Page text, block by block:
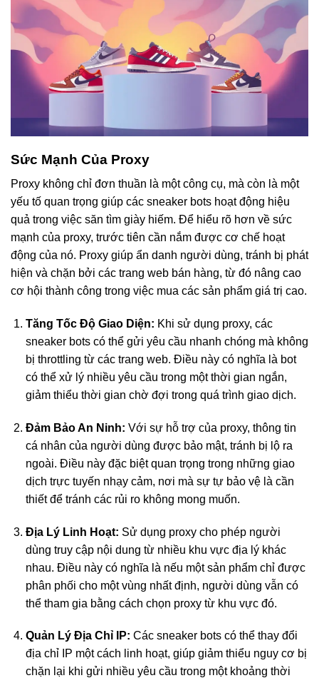
Sức Mạnh Của Proxy
Proxy không chỉ đơn thuần là một công cụ, mà còn là một
yếu tố quan trọng giúp các sneaker bots hoạt động hiệu
quả trong việc săn tìm giày hiếm. Để hiểu rõ hơn về sức
mạnh của proxy, trước tiên cần nắm được cơ chế hoạt
động của nó. Proxy giúp ẩn danh người dùng, tránh bị phát
hiện và chặn bởi các trang web bán hàng, từ đó nâng cao
cơ hội thành công trong việc mua các sản phẩm giá trị cao.
Tăng Tốc Độ Giao Diện: Khi sử dụng proxy, các
sneaker bots có thể gửi yêu cầu nhanh chóng mà không
bị throttling từ các trang web. Điều này có nghĩa là bot
có thể xử lý nhiều yêu cầu trong một thời gian ngắn,
giảm thiểu thời gian chờ đợi trong quá trình giao dịch.
Đảm Bảo An Ninh: Với sự hỗ trợ của proxy, thông tin
cá nhân của người dùng được bảo mật, tránh bị lộ ra
ngoài. Điều này đặc biệt quan trọng trong những giao
dịch trực tuyến nhạy cảm, nơi mà sự tự bảo vệ là cần
thiết để tránh các rủi ro không mong muốn.
Địa Lý Linh Hoạt: Sử dụng proxy cho phép người
dùng truy cập nội dung từ nhiều khu vực địa lý khác
nhau. Điều này có nghĩa là nếu một sản phẩm chỉ được
phân phối cho một vùng nhất định, người dùng vẫn có
thể tham gia bằng cách chọn proxy từ khu vực đó.
Quản Lý Địa Chỉ IP: Các sneaker bots có thể thay đổi
địa chỉ IP một cách linh hoạt, giúp giảm thiểu nguy cơ bị
chặn lại khi gửi nhiều yêu cầu trong một khoảng thời